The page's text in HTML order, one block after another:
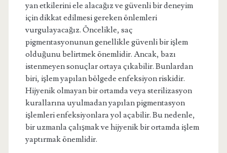
yan etkilerini ele alacağız ve güvenli bir deneyim
için dikkat edilmesi gereken önlemleri
vurgulayacağız. Öncelikle, saç
pigmentasyonunun genellikle güvenli bir işlem
olduğunu belirtmek önemlidir. Ancak, bazı
istenmeyen sonuçlar ortaya çıkabilir. Bunlardan
biri, işlem yapılan bölgede enfeksiyon riskidir.
Hijyenik olmayan bir ortamda veya sterilizasyon
kurallarına uyulmadan yapılan pigmentasyon
işlemleri enfeksiyonlara yol açabilir. Bu nedenle,
bir uzmanla çalışmak ve hijyenik bir ortamda işlem
yaptırmak önemlidir.